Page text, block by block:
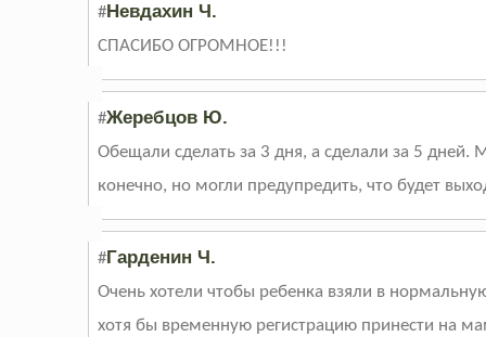
#Невдахин Ч.
СПАСИБО ОГРОМНОЕ!!!
#Жеребцов Ю.
Обещали сделать за 3 дня, а сделали за 5
конечно, но могли предупредить, что будет
#Гарденин Ч.
Очень хотели чтобы ребенка взяли в
хотя бы временную регистрацию принести на